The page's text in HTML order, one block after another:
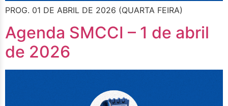
PROG. 01 DE ABRIL DE 2026 (QUARTA FEIRA)
Agenda SMCCI – 1 de abril
de 2026